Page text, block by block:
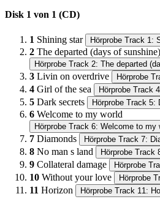
Disk 1 von 1 (CD)
1 Shining star Hörprobe Track 1:
2 The departed (days of sunshine)
Hörprobe Track 2: The departed
3 Livin on overdrive Hörprobe
4 Girl of the sea Hörprobe Track
5 Dark secrets Hörprobe Track 5:
6 Welcome to my world
Hörprobe Track 6: Welcome to my
7 Diamonds Hörprobe Track 7:
8 No man s land Hörprobe Track
9 Collateral damage Hörprobe
10 Without your love Hörprobe
11 Horizon Hörprobe Track 11: